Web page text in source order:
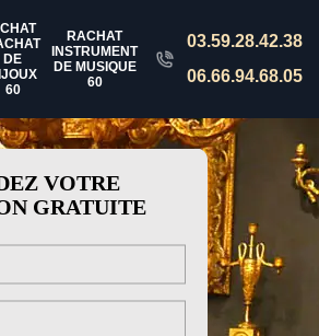
DE
60
RACHAT
INSTRUMENT
DE MUSIQUE
60
03.59.28.42.38
06.66.94.68.05
VOTRE
GRATUITE